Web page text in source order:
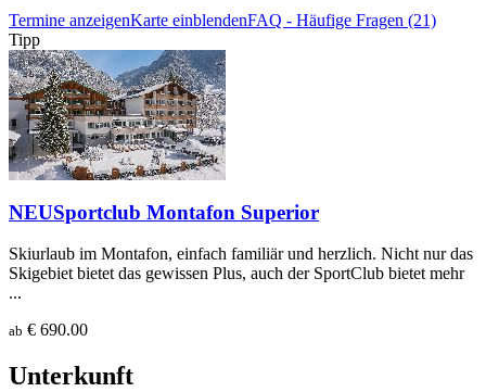
Termine anzeigenKarte einblendenFAQ - Häufige Fragen (21)
Tipp
NEUSportclub Montafon Superior
Skiurlaub im Montafon, einfach familiär und herzlich. Nicht nur das
Skigebiet bietet das gewissen Plus, auch der SportClub bietet mehr
...
ab € 690.00
Unterkunft